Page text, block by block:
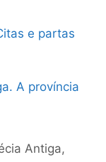
e partas
A província
Antiga,